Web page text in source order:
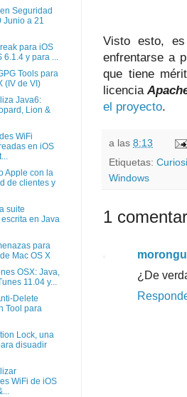
Visto esto,
enfrentarse a
que tiene
licencia
el proyecto.
a las 8:13
Etiquetas:
Windows
1
¿De
Seguridad
Junio a 21
para iOS
y para ...
Tools para
(IV de VI)
Java6:
Lion &
WiFi
en iOS
Apple con la
de clientes y
suite
en Java
para
Mac OS X
OSX: Java,
11.04 y...
Delete
Tool para
Lock, una
disuadir
WiFi de iOS